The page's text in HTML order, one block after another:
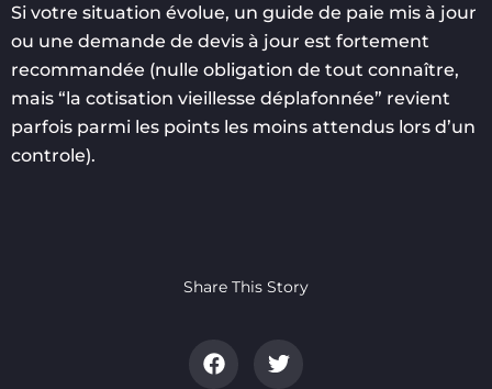
Si votre situation évolue, un guide de paie mis à jour
ou une demande de devis à jour est fortement
recommandée (nulle obligation de tout connaître,
mais “la cotisation vieillesse déplafonnée” revient
parfois parmi les points les moins attendus lors d’un
controle).
Share This Story